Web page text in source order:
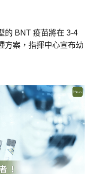
的 BNT 疫苗將在 3-4
方案，指揮中心宣布幼